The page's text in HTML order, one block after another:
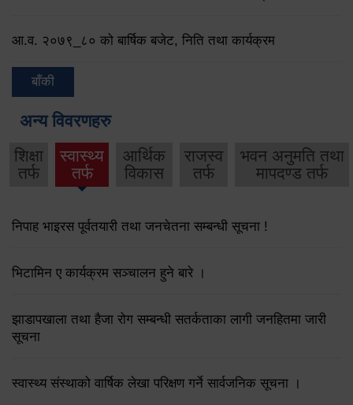
आ.व. २०७९‌_८० को बार्षिक बजेट, निति तथा कार्यक्रम
बाँकी
अन्य विवरणहरु
शिक्षा
तर्फ
स्वास्थ्य
तर्फ
आर्थिक
विकास
राजस्व
तर्फ
भवन अनुमति तथा
मापदण्ड तर्फ
निपाह भाइरस पूर्वतयारी तथा जनचेतना सम्बन्धी सूचना !
भिटामिन ए कार्यक्रम सञ्चालन हुने बारे ।
झाडापखाला तथा हैजा रोग सम्बन्धी सतर्कताका लागी जनहितमा जारी
सूचना
स्वास्थ्य संस्थाको वार्षिक लेखा परिक्षण गर्ने सार्वजनिक सूचना ।